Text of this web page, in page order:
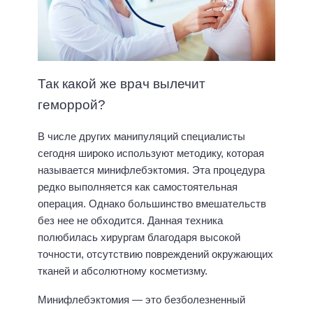
Так какой же врач вылечит
геморрой?
В числе других манипуляций специалисты
сегодня широко используют методику, которая
называется минифлебэктомия. Эта процедура
редко выполняется как самостоятельная
операция. Однако большинство вмешательств
без нее не обходится. Данная техника
полюбилась хирургам благодаря высокой
точности, отсутствию повреждений окружающих
тканей и абсолютному косметизму.
Минифлебэктомия — это безболезненный